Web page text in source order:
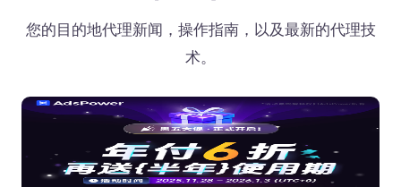
您的目的地代理新闻，操作指南，以及最新的代理技
术。